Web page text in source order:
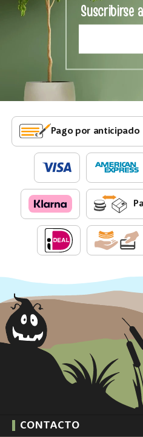
Suscribirse
Pago por anticipado
CONTACTO